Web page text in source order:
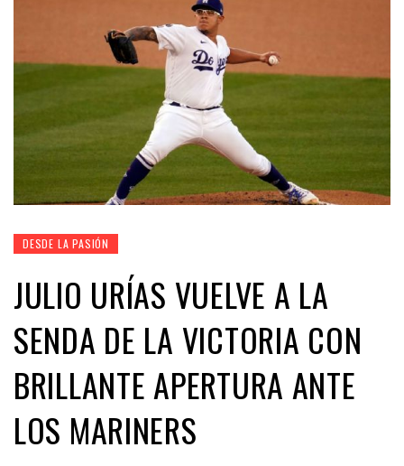
DESDE LA PASIÓN
JULIO URÍAS VUELVE A LA
SENDA DE LA VICTORIA CON
BRILLANTE APERTURA ANTE
LOS MARINERS